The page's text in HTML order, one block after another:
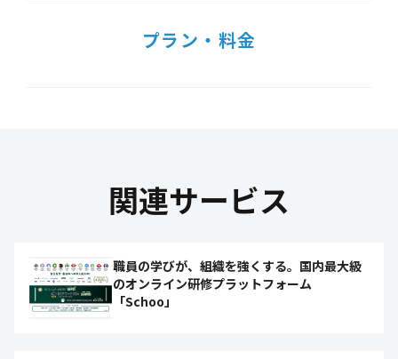
プラン・料金
関連サービス
職員の学びが、組織を強くする。国内最大級
のオンライン研修プラットフォーム
「Schoo」